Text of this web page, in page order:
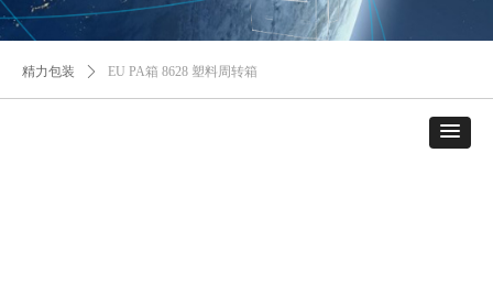
精力包装 ꄲ EU PA箱 8628 塑料周转箱